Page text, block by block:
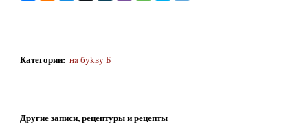
Категории: нa бykвy Б
Другие записи, рецептуры и рецепты